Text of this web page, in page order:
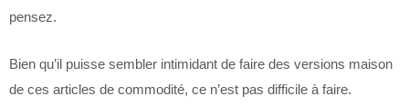
pensez.
Bien qu’il puisse sembler intimidant de faire des versions maison
de ces articles de commodité, ce n’est pas difficile à faire.